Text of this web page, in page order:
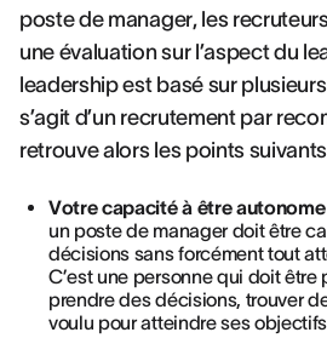
poste de manager, les
une évaluation sur l’aspect du
leadership est basé sur
s’agit d’un recrutement par
retrouve alors les points
Votre capacité à être autonome
un poste de manager doit être
décisions sans forcément tout
C’est une personne qui doit
prendre des décisions, trouver
voulu pour atteindre ses